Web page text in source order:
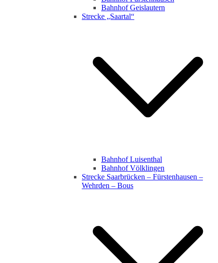
Bahnhof Geislautern
Strecke „Saartal“
Bahnhof Luisenthal
Bahnhof Völklingen
Strecke Saarbrücken – Fürstenhausen –
Wehrden – Bous